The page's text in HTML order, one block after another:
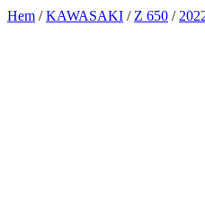
Hem /KAWASAKI / Z 650 /